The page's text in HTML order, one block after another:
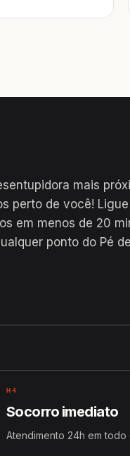
mais
perto de você!
em menos de 20
ponto do Pé
H4
Socorro imediato
Atendimento 24h em todo